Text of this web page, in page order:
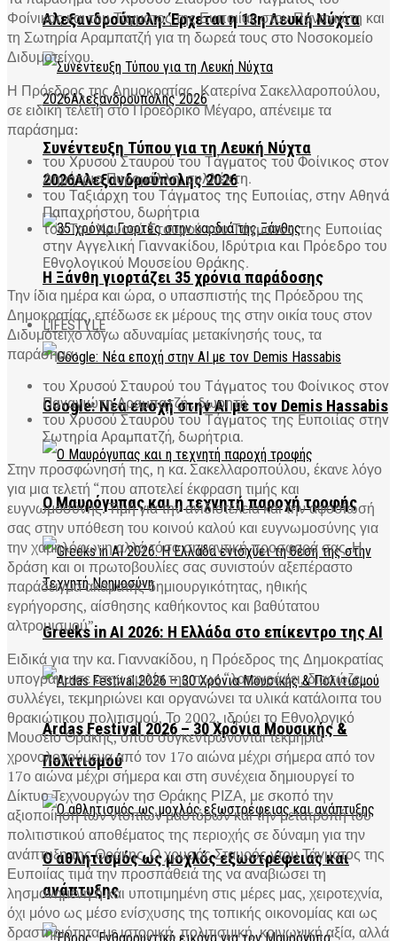
Αλεξανδρούπολη: Έρχεται η 13η Λευκή Νύχτα
Συνέντευξη Τύπου για τη Λευκή Νύχτα
2026Αλεξανδρούπολης 2026
Η Ξάνθη γιορτάζει 35 χρόνια παράδοσης
LIFESTYLE
Google: Νέα εποχή στην AI με τον Demis Hassabis
Ο Μαυρόγυπας και η τεχνητή παροχή τροφής
Greeks in AI 2026: Η Ελλάδα στο επίκεντρο της AI
Ardas Festival 2026 – 30 Χρόνια Μουσικής &
Πολιτισμού
Ο αθλητισμός ως μοχλός εξωστρέφειας και
ανάπτυξης
Φοίνικος και του Τάγματος της Ευποιίας στον Παναγιώτη και
τη Σωτηρία Αραμπατζή για τη δωρεά τους στο Νοσοκομείο
Διδυμοτείχου.
Η Πρόεδρος της Δημοκρατίας, Κατερίνα Σακελλαροπούλου,
σε ειδική τελετή στο Προεδρικό Μέγαρο, απένειμε τα
παράσημα:
του Χρυσού Σταυρού του Τάγματος του Φοίνικος στον
Δημήτριο Πυρομάλλη, συλλέκτη.
του Ταξιάρχη του Τάγματος της Ευποιίας, στην Αθηνά
Παπαχρήστου, δωρήτρια
του Του Χρυσού Σταυρού του Τάγματος της Ευποιίας
στην Αγγελική Γιαννακίδου, Ιδρύτρια και Πρόεδρο του
Εθνολογικού Μουσείου Θράκης.
Την ίδια ημέρα και ώρα, ο υπασπιστής της Πρόεδρου της
Δημοκρατίας, επέδωσε εκ μέρους της στην οικία τους στον
Διδυμότειχο λόγω αδυναμίας μετακίνησής τους, τα
παράσημα:
του Χρυσού Σταυρού του Τάγματος του Φοίνικος στον
Παναγιώτη Αραμπατζή , δωρητή
του Χρυσού Σταυρού του Τάγματος της Ευποιίας στην
Σωτηρία Αραμπατζή, δωρήτρια.
Στην προσφώνησή της, η κα. Σακελλαροπούλου, έκανε λόγο
για μια τελετή “που αποτελεί έκφραση τιμής και
ευγνωμοσύνης. Τιμή για την ανιδιοτέλεια και την αφοσίωσή
σας στην υπόθεση του κοινού καλού και ευγνωμοσύνης για
την χαμηλόφωνη αλλά τόσο σημαντική προσφορά σας. Η
δράση και οι πρωτοβουλίες σας συνιστούν αξεπέραστο
παράδειγμα ακάματης δημιουργικότητας, ηθικής
εγρήγορσης, αίσθησης καθήκοντος και βαθύτατου
αλτρουισμού”.
Ειδικά για την κα. Γιαννακίδου, η Πρόεδρος της Δημοκρατίας
υπογράμμισε στην ομιλία της πως “λαταγράφει, διασώζει,
συλλέγει, τεκμηριώνει και οργανώνει τα υλικά κατάλοιπα του
θρακιώτικου πολιτισμού, Το 2002, ιδρύει το Εθνολογικό
Μουσείο Θράκης, όπου συγκεντρώνονται τεκμήρια
χρονολογούμενα από τον 17ο αιώνα μέχρι σήμερα από τον
17ο αιώνα μέχρι σήμερα και στη συνέχεια δημιουργεί το
Δίκτυο Τεχνουργών τησ Θράκης ΡΙΖΑ, με σκοπό την
αξιοποίηση των ντόπιων μαστόρων και την μετατροπή του
πολιτιστικού αποθέματος της περιοχής σε δύναμη για την
ανάπτυξη της Θράκης. Ο χρυσός Σταυρός γτου Τάγματος της
Ευποιίας τιμά την προσπάθειά της να αναβιώσει τη
λησμονημένη ή και υποτιμημένη στις μέρες μας, χειροτεχνία,
όχι μόνο ως μέσο ενίσχυσης της τοπικής οικονομίας και ως
δραστηριότητα με ιστορική, πολιτισμική, κοινωνική αξία, αλλά